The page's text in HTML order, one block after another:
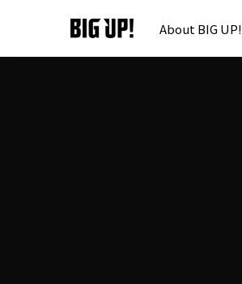
About BIG UP!